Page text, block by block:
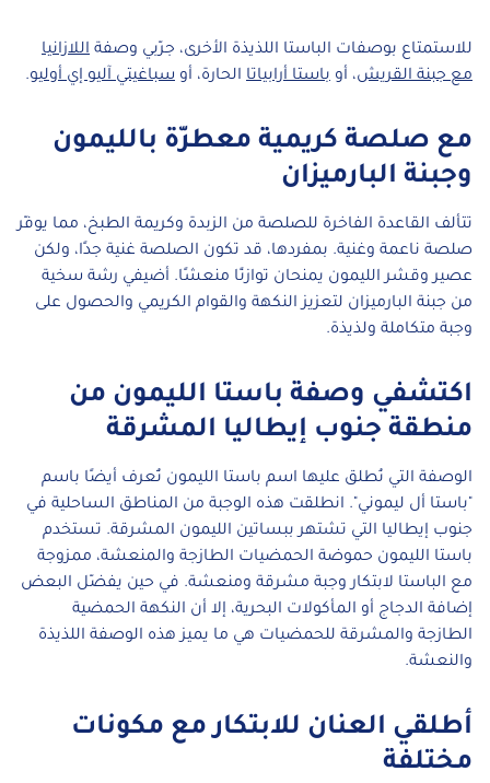
للاستمتاع بوصفات الباستا اللذيذة الأخرى، جرّبي وصفة اللازانيا
مع جبنة القريش، أو باستا أرابياتا الحارة، أو سباغيتي آليو إي أوليو.
مع صلصة كريمية معطرّة بالليمون
وجبنة البارميزان
تتألف القاعدة الفاخرة للصلصة من الزبدة وكريمة الطبخ، مما يوفّر
صلصة ناعمة وغنية. بمفردها، قد تكون الصلصة غنية جدًا، ولكن
عصير وقشر الليمون يمنحان توازنًا منعشًا. أضيفي رشة سخية
من جبنة البارميزان لتعزيز النكهة والقوام الكريمي والحصول على
وجبة متكاملة ولذيذة.
اكتشفي وصفة باستا الليمون من
منطقة جنوب إيطاليا المشرقة
الوصفة التي نُطلق عليها اسم باستا الليمون تُعرف أيضًا باسم
"باستا أل ليموني". انطلقت هذه الوجبة من المناطق الساحلية في
جنوب إيطاليا التي تشتهر ببساتين الليمون المشرقة. تستخدم
باستا الليمون حموضة الحمضيات الطازجة والمنعشة، ممزوجة
مع الباستا لابتكار وجبة مشرقة ومنعشة. في حين يفضّل البعض
إضافة الدجاج أو المأكولات البحرية، إلا أن النكهة الحمضية
الطازجة والمشرقة للحمضيات هي ما يميز هذه الوصفة اللذيذة
والنعشة.
أطلقي العنان للابتكار مع مكونات
مختلفة